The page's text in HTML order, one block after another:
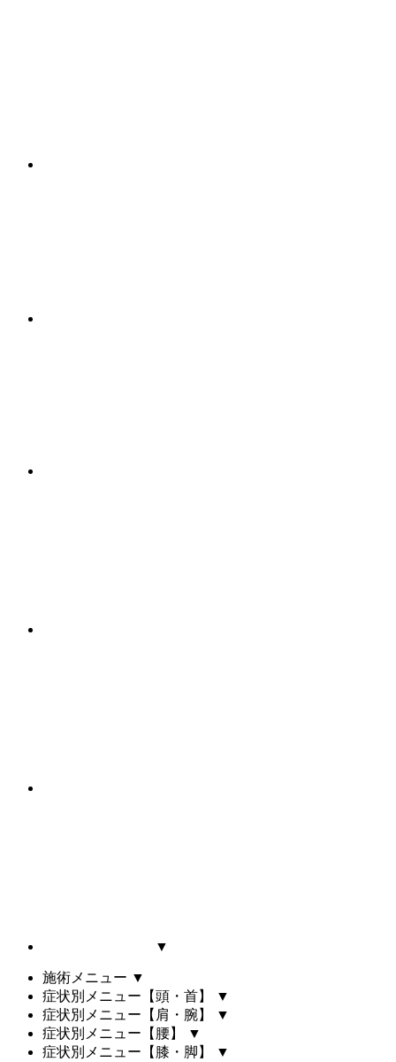
▼
施術メニュー ▼
症状別メニュー【頭・首】
▼
症状別メニュー【肩・腕】
▼
症状別メニュー【腰】
▼
症状別メニュー【膝・脚】
▼